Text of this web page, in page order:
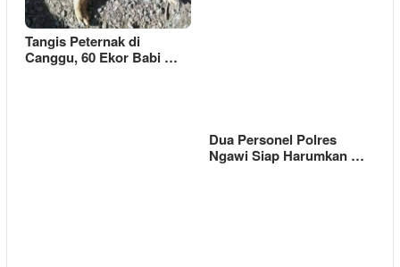
Tangis Peternak di
Canggu, 60 Ekor Babi …
Dua Personel Polres
Ngawi Siap Harumkan …